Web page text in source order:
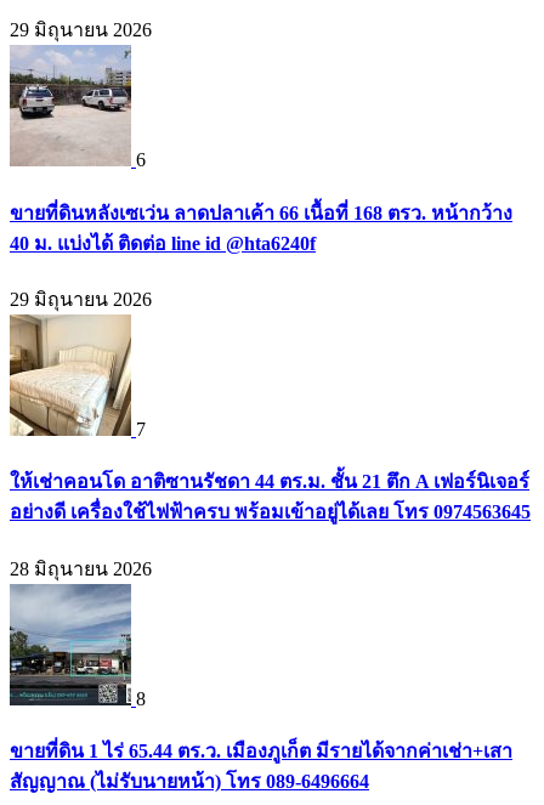
29 มิถุนายน 2026
6
ขายที่ดินหลังเซเว่น ลาดปลาเค้า 66 เนื้อที่ 168 ตรว. หน้ากว้าง
40 ม. แบ่งได้ ติดต่อ line id @hta6240f
29 มิถุนายน 2026
7
ให้เช่าคอนโด อาติซานรัชดา 44 ตร.ม. ชั้น 21 ตึก A เฟอร์นิเจอร์
อย่างดี เครื่องใช้ไฟฟ้าครบ พร้อมเข้าอยู่ได้เลย โทร 0974563645
28 มิถุนายน 2026
8
ขายที่ดิน 1 ไร่ 65.44 ตร.ว. เมืองภูเก็ต มีรายได้จากค่าเช่า+เสา
สัญญาณ (ไม่รับนายหน้า) โทร 089-6496664